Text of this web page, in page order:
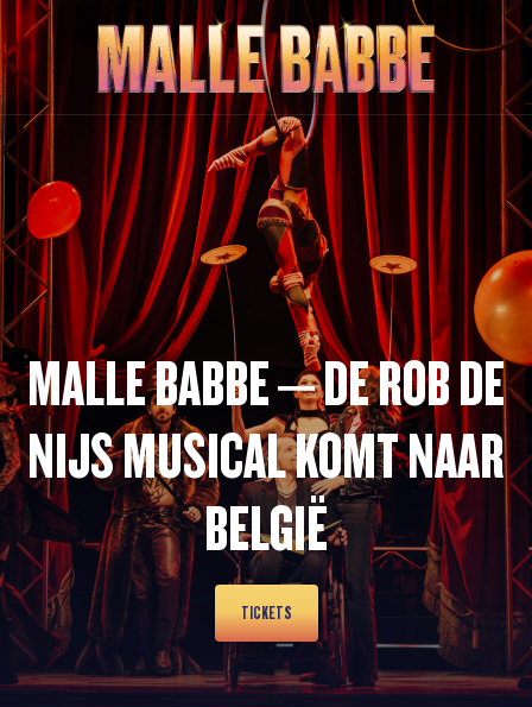
MALLE BABBE – DE ROB DE
NIJS MUSICAL KOMT NAAR
BELGIË
TICKETS